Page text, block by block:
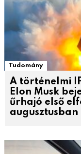
Tudomány
A történelmi
Elon Musk
űrhajó első
augusztusban